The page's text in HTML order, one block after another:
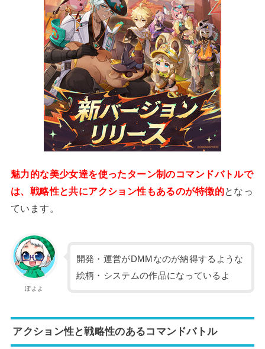
魅力的な美少女達を使ったターン制のコマンドバトルで
は、戦略性と共にアクション性もあるのが特徴的となっ
ています。
ぽよよ
開発・運営がDMMなのが納得するような
絵柄・システムの作品になっているよ
アクション性と戦略性のあるコマンドバトル